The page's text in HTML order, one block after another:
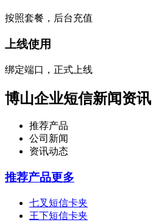
按照套餐，后台充值
上线使用
绑定端口，正式上线
博山企业短信新闻资讯
推荐产品
公司新闻
资讯动态
推荐产品更多
七叉短信卡夹
王下短信卡夹